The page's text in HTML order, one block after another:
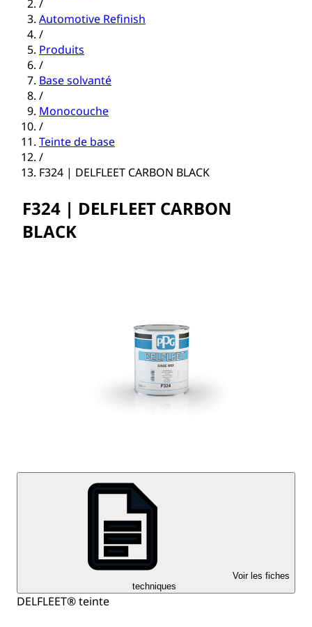
/
Automotive Refinish
/
Produits
/
Base solvanté
/
Monocouche
/
Teinte de base
/
F324 | DELFLEET CARBON BLACK
F324 | DELFLEET CARBON
BLACK
Voir les fiches
techniques
DELFLEET® teinte